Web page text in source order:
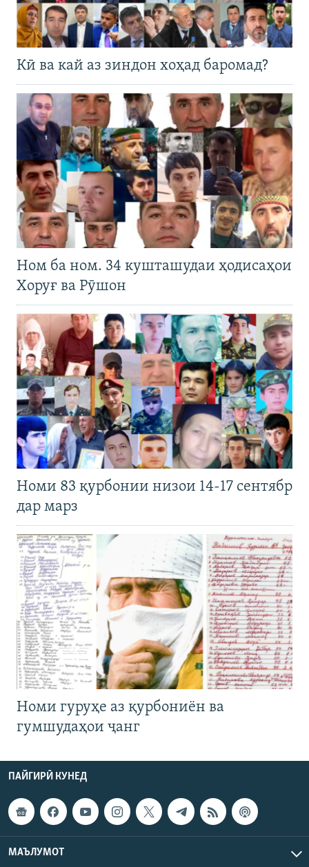
Кӣ ва кай аз зиндон хоҳад баромад?
Ном ба ном. 34 кушташудаи ҳодисаҳои
Хоруғ ва Рӯшон
Номи 83 қурбонии низои 14-17 сентябр
дар марз
Номи гуруҳе аз қурбониён ва
гумшудаҳои ҷанг
ПАЙГИРӢ КУНЕД
МАЪЛУМОТ